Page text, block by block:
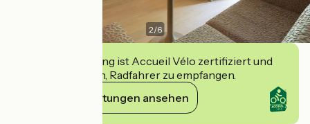
2/6
Diese Einrichtung ist Accueil Vélo zertifiziert und
verpflichtet sich, Radfahrer zu empfangen.
Ihre Verpflichtungen ansehen